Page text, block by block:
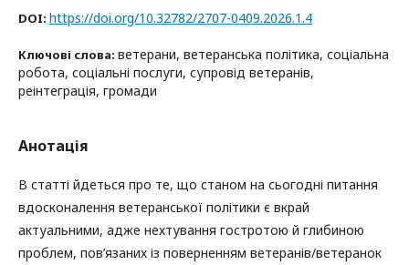
DOI: https://doi.org/10.32782/2707-0409.2026.1.4
Ключові слова: ветерани, ветеранська політика, соціальна
робота, соціальні послуги, супровід ветеранів,
реінтеграція, громади
Анотація
В статті йдеться про те, що станом на сьогодні питання
вдосконалення ветеранської політики є вкрай
актуальними, адже нехтування гостротою й глибиною
проблем, пов’язаних із поверненням ветеранів/ветеранок